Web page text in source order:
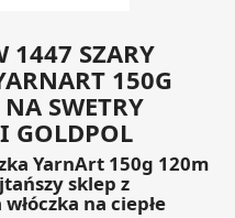
1447 SZARY
150G
SWETRY
GOLDPOL
YarnArt 150g 120m
sklep z
na ciepłe